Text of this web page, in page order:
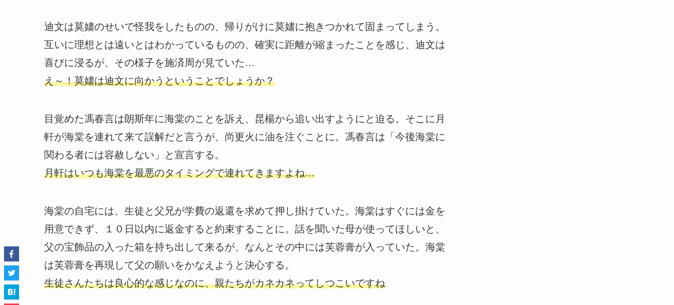
迪文は莫嫿のせいで怪我をしたものの、帰りがけに莫嫿に抱きつかれて固まってしまう。
互いに理想とは遠いとはわかっているものの、確実に距離が縮まったことを感じ、迪文は
喜びに浸るが、その様子を施済周が見ていた…
え～！莫嫿は迪文に向かうということでしょうか？
目覚めた馮春言は朗斯年に海棠のことを訴え、昆楊から追い出すようにと迫る。そこに月
軒が海棠を連れて来て誤解だと言うが、尚更火に油を注ぐことに。馮春言は「今後海棠に
関わる者には容赦しない」と宣言する。
月軒はいつも海棠を最悪のタイミングで連れてきますよね…
海棠の自宅には、生徒と父兄が学費の返還を求めて押し掛けていた。海棠はすぐには金を
用意できず、１０日以内に返金すると約束することに。話を聞いた母が使ってほしいと、
父の宝飾品の入った箱を持ち出して来るが、なんとその中には芙蓉膏が入っていた。海棠
は芙蓉膏を再現して父の願いをかなえようと決心する。
生徒さんたちは良心的な感じなのに、親たちがカネカネってしつこいですね